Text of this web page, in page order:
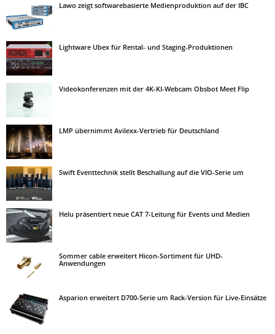
Lawo zeigt softwarebasierte Medienproduktion auf der IBC
Lightware Ubex für Rental- und Staging-Produktionen
Videokonferenzen mit der 4K-KI-Webcam Obsbot Meet Flip
LMP übernimmt Avilexx-Vertrieb für Deutschland
Swift Eventtechnik stellt Beschallung auf die VIO-Serie um
Helu präsentiert neue CAT 7-Leitung für Events und Medien
Sommer cable erweitert Hicon-Sortiment für UHD-
Anwendungen
Asparion erweitert D700-Serie um Rack-Version für Live-Einsätze